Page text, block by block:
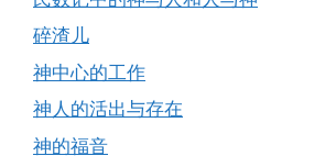
碎渣儿
神中心的工作
神人的活出与存在
神的福音